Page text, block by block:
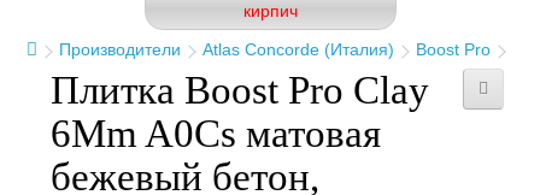
кирпич
Производители
Atlas Concorde (Италия) Boost Pro
Плитка Boost Pro Clay
6Mm A0Cs матовая
бежевый бетон,